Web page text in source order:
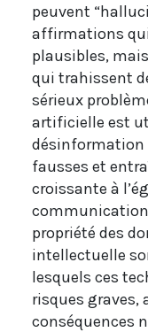
peuvent
affirmations
plausibles,
qui trahissent
sérieux
artificielle est
désinformation
fausses et
croissante à
propriété des
intellectuelle
lesquels ces
risques graves,
conséquences